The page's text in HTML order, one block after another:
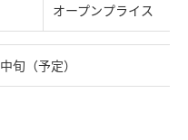
オープンプライス
旬（予定）